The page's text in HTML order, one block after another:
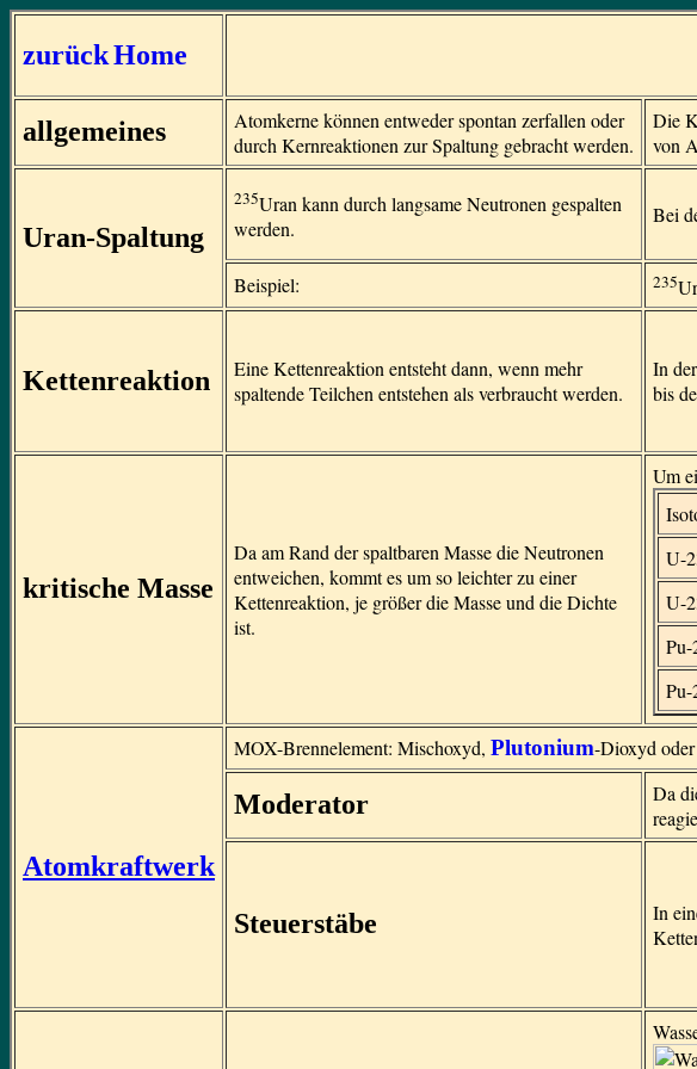
zurückHome
allgemeines
Atomkerne können entweder spontan zerfallen oder
durch Kernreaktionen zur Spaltung gebracht werden.
Die
von
Uran-Spaltung
235Uran kann durch langsame Neutronen gespalten
werden.
Bei
Beispiel:
235
Kettenreaktion
Eine Kettenreaktion entsteht dann, wenn mehr
spaltende Teilchen entstehen als verbraucht werden.
In
bis
kritische Masse
Da am Rand der spaltbaren Masse die Neutronen
entweichen, kommt es um so leichter zu einer
Kettenreaktion, je größer die Masse und die Dichte
ist.
Um
U-
U-
Pu-
Pu-
Atomkraftwerk
MOX-Brennelement: Mischoxyd, Plutonium-Dioxyd oder
Moderator
Da
Steuerstäbe
In